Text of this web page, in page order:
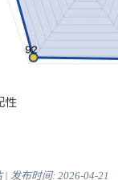
| 发布时间: 2026-04-21